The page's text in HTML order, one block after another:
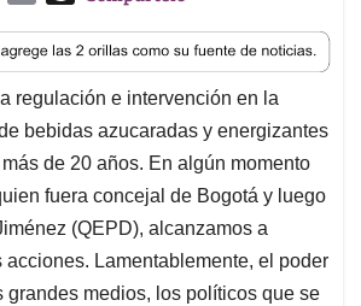
n
a
i
l
r
e
a
d
s
regulación e intervención en la
bebidas azucaradas y energizantes
de 20 años. En algún momento
fuera concejal de Bogotá y luego
(QEPD), alcanzamos a
Lamentablemente, el poder
grandes medios, los políticos que se